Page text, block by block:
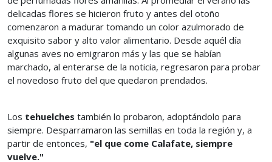
delicadas flores se hicieron fruto y antes del otoño
comenzaron a madurar tomando un color azulmorado de
exquisito sabor y alto valor alimentario. Desde aquél día
algunas aves no emigraron más y las que se habían
marchado, al enterarse de la noticia, regresaron para probar
el novedoso fruto del que quedaron prendados.
Los tehuelches también lo probaron, adoptándolo para
siempre. Desparramaron las semillas en toda la región y, a
partir de entonces, "el que come Calafate, siempre
vuelve."